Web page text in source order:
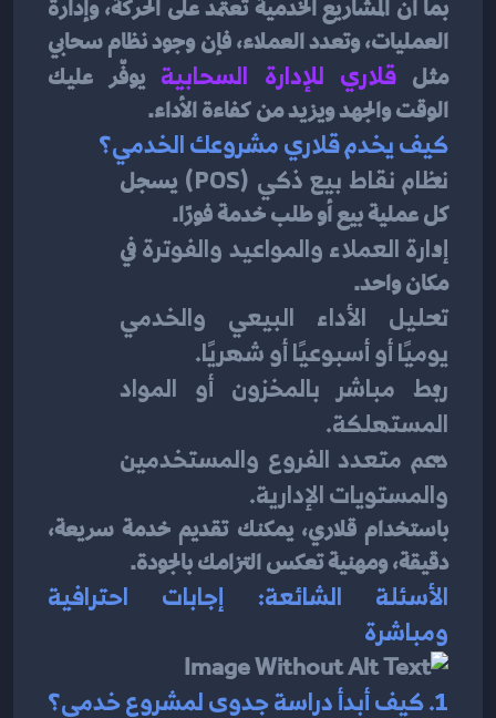
مثل قلاري للإدارة السحابية
الوقت والجهد ويزيد من كفاءة الأداء.
كيف يخدم قلاري مشروعك الخدمي؟
نظام نقاط بيع ذكي (POS)
كل عملية بيع أو طلب خدمة فورًا.
إدارة العملاء والمواعيد والفوترة
مكان واحد.
يوميًا أو أسبوعيًا أو شهريًا.
ربط مباشر بالمخزون أو المواد
المستهلكة.
والمستويات الإدارية.
دقيقة، ومهنية تعكس التزامك بالجودة.
ومباشرة
1. كيف أبدأ دراسة جدوى لمشروع خدمي؟